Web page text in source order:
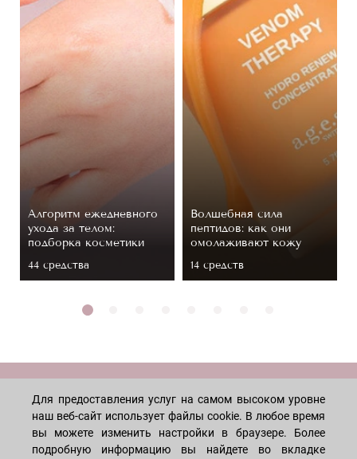
Алгоритм ежедневного
ухода за телом:
подборка косметики
44 средствa
Волшебная сила
пептидов: как они
омолаживают кожу
14 средств
МАГАЗИН
Лицо
ПОКУПАТЕЛЯМ
Для предоставления услуг на самом высоком уровне
наш веб-сайт использует файлы cookie. В любое время
вы можете изменить настройки в браузере. Более
подробную информацию вы найдете во вкладке